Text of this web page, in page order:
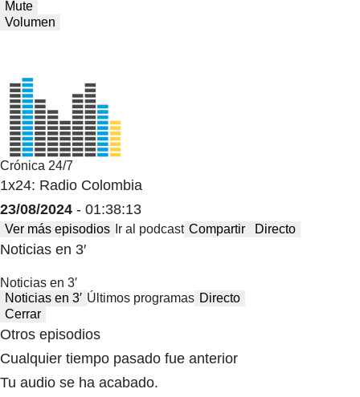
Mute
Volumen
Crónica 24/7
1x24: Radio Colombia
23/08/2024 - 01:38:13
Ver más episodios Ir al podcast Compartir Directo
Noticias en 3′
Noticias en 3′
Noticias en 3′ Últimos programas Directo
Cerrar
Otros episodios
Cualquier tiempo pasado fue anterior
Tu audio se ha acabado.